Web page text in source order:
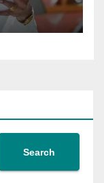
Search